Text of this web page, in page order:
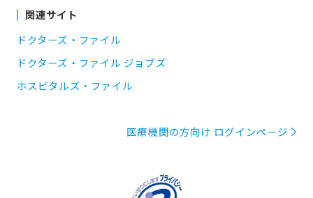
関連サイト
ドクターズ・ファイル
ドクターズ・ファイル ジョブズ
ホスピタルズ・ファイル
医療機関の方向け ログインページ